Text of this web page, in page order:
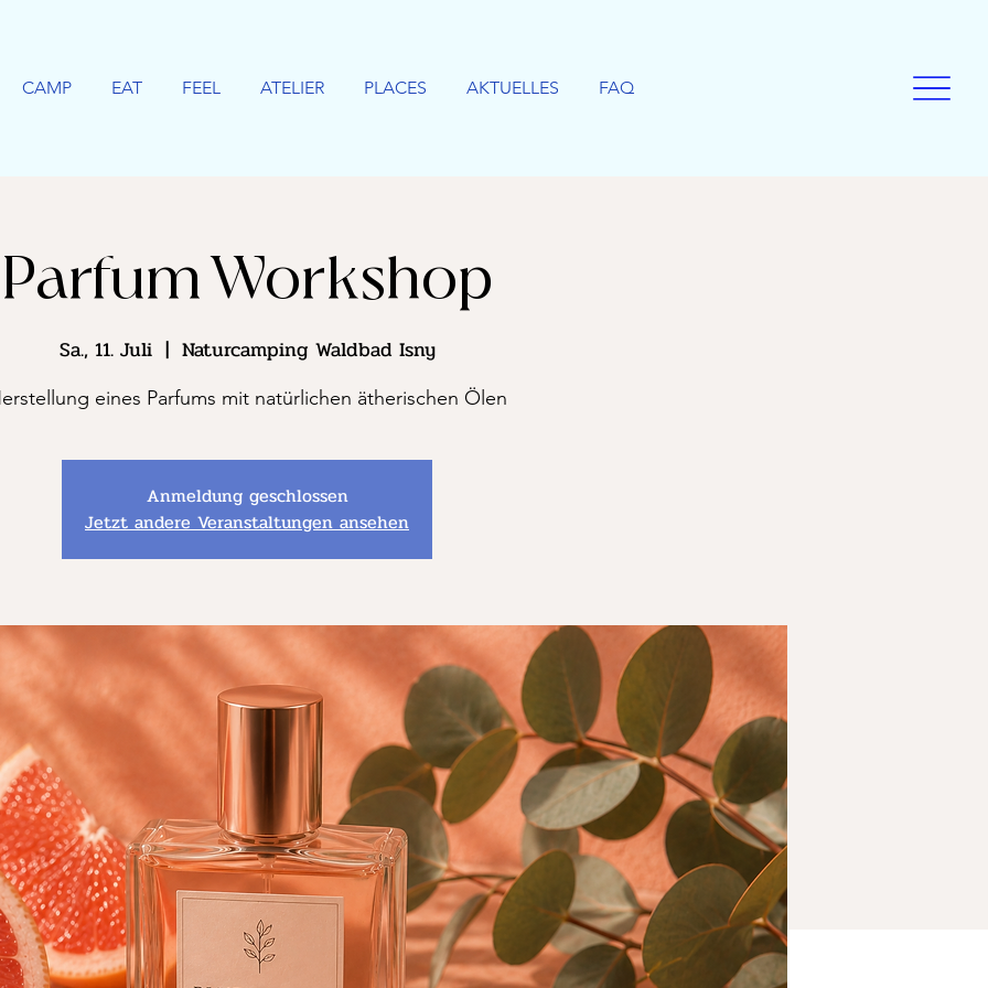
CAMP EAT FEEL ATELIER PLACES AKTUELLES FAQ
Parfum Workshop
Sa., 11. Juli
  |
Naturcamping Waldbad Isny
eines Parfums mit natürlichen ätherischen Ölen
Anmeldung geschlossen
Jetzt andere Veranstaltungen ansehen